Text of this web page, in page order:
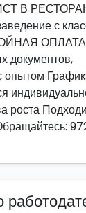
В
с
документов,
опытом
роста